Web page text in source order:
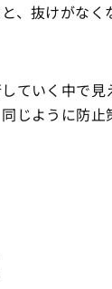
、抜けがなく
ていく中で見
じように防止